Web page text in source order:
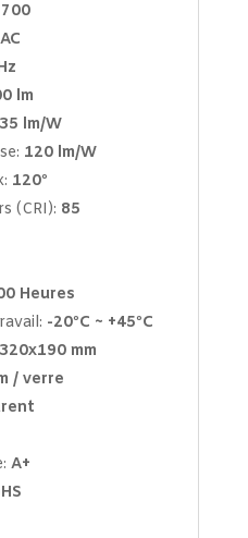
700
lm
lm/W
120 lm/W
120º
(CRI): 85
Heures
-20ºC ~ +45ºC
mm
/ verre
A+